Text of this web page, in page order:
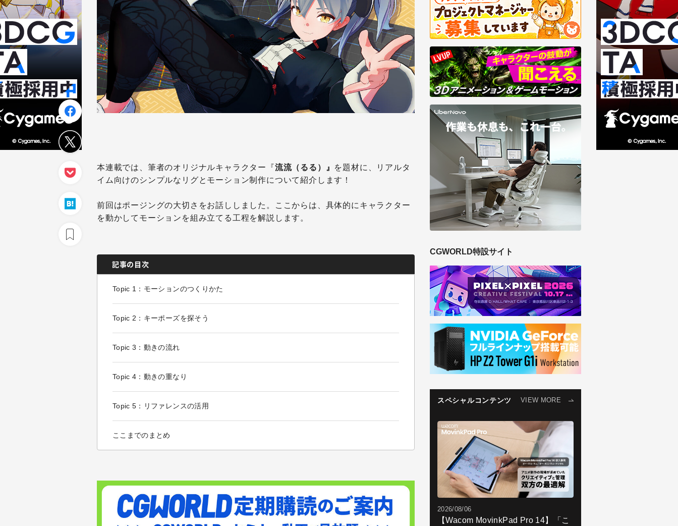
本連載では、筆者のオリジナルキャラクター『流流（るる）』 を題材に、リアルタ
イム向けのシンプルなリグとモーション制作について紹介します！
前回はポージングの大切さをお話ししました。ここからは、具体的にキャラクター
を動かしてモーションを組み立てる工程を解説します。
記事の目次
Topic 1：モーションのつくりかた
Topic 2：キーポーズを探そう
Topic 3：動きの流れ
Topic 4：動きの重なり
Topic 5：リファレンスの活用
ここまでのまとめ
CGWORLD特設サイト
スペシャルコンテンツ VIEW MORE
2026/08/06
【Wacom MovinkPad Pro 14】「こ